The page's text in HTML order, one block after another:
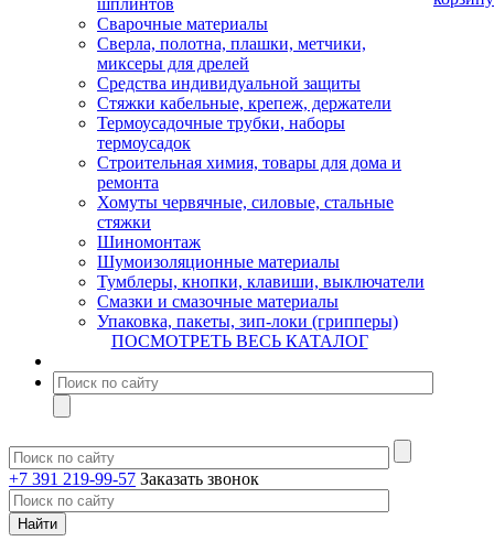
шплинтов
Сварочные материалы
Сверла, полотна, плашки, метчики,
миксеры для дрелей
Средства индивидуальной защиты
Стяжки кабельные, крепеж, держатели
Термоусадочные трубки, наборы
термоусадок
Строительная химия, товары для дома и
ремонта
Хомуты червячные, силовые, стальные
стяжки
Шиномонтаж
Шумоизоляционные материалы
Тумблеры, кнопки, клавиши, выключатели
Смазки и смазочные материалы
Упаковка, пакеты, зип-локи (грипперы)
ПОСМОТРЕТЬ ВЕСЬ КАТАЛОГ
+7 391 219-99-57 Заказать звонок